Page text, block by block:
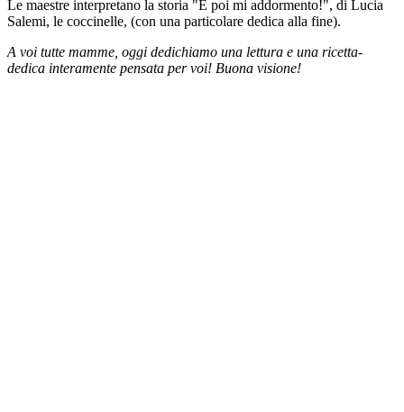
Le maestre interpretano la storia "E poi mi addormento!", di Lucia
Salemi, le coccinelle, (con una particolare dedica alla fine).
A voi tutte mamme, oggi dedichiamo una lettura e una ricetta-
dedica interamente pensata per voi! Buona visione!